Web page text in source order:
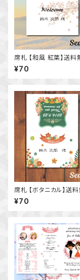
席札 【和風 紅葉】送
ェディング 結婚式 和装
¥70
席札 【ボタニカル】送
ェディング 結婚式 花
¥70